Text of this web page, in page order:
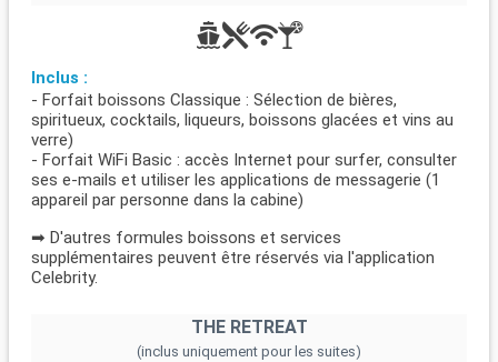
Inclus :
- Forfait boissons Classique : Sélection de bières,
spiritueux, cocktails, liqueurs, boissons glacées et vins au
verre)
- Forfait WiFi Basic : accès Internet pour surfer, consulter
ses e-mails et utiliser les applications de messagerie (1
appareil par personne dans la cabine)
➡ D'autres formules boissons et services
supplémentaires peuvent être réservés via l'application
Celebrity.
THE RETREAT
(inclus uniquement pour les suites)